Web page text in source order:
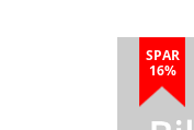
SPAR
16%